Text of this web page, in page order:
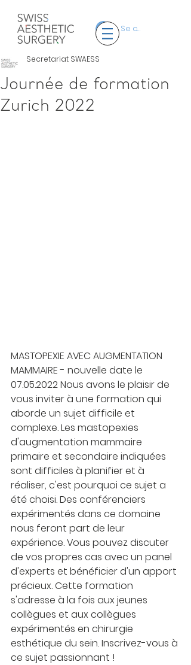
Se connecter
Journée de formation
Zurich 2022
Secretariat SWAESS
MASTOPEXIE AVEC AUGMENTATION
MAMMAIRE - nouvelle date le
07.05.2022 Nous avons le plaisir de
vous inviter à une formation qui
aborde un sujet difficile et
complexe. Les mastopexies
d'augmentation mammaire
primaire et secondaire indiquées
sont difficiles à planifier et à
réaliser, c'est pourquoi ce sujet a
été choisi. Des conférenciers
expérimentés dans ce domaine
nous feront part de leur
expérience. Vous pouvez discuter
de vos propres cas avec un panel
d'experts et bénéficier d'un apport
précieux. Cette formation
s'adresse à la fois aux jeunes
collègues et aux collègues
expérimentés en chirurgie
esthétique du sein. Inscrivez-vous à
ce sujet passionnant !